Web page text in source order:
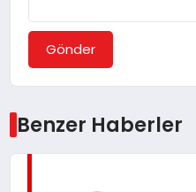
Gönder
Benzer Haberler